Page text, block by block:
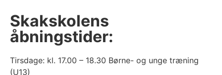
Skakskolens
åbningstider:
Tirsdage: kl. 17.00 – 18.30 Børne- og unge træning
(U13)